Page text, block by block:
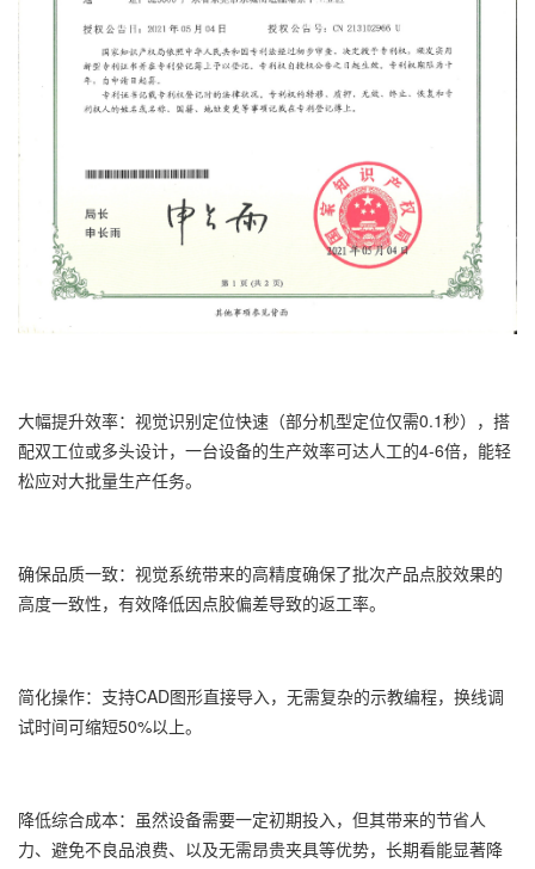
大幅提升效率：视觉识别定位快速（部分机型定位仅需0.1秒），搭
配双工位或多头设计，一台设备的生产效率可达人工的4-6倍，能轻
松应对大批量生产任务。
确保品质一致：视觉系统带来的高精度确保了批次产品点胶效果的
高度一致性，有效降低因点胶偏差导致的返工率。
简化操作：支持CAD图形直接导入，无需复杂的示教编程，换线调
试时间可缩短50%以上。
降低综合成本：虽然设备需要一定初期投入，但其带来的节省人
力、避免不良品浪费、以及无需昂贵夹具等优势，长期看能显著降